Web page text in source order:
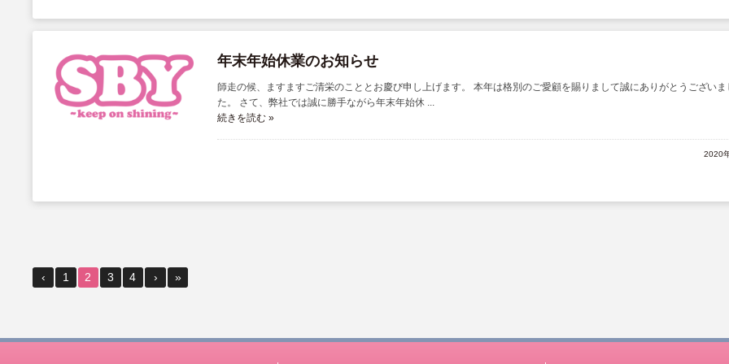
年末年始休業のお知らせ
師走の候、ますますご清栄のこととお慶び申し上げます。 本年は格別のご愛顧を賜りまして誠にありがとうございま
た。 さて、弊社では誠に勝手ながら年末年始休 ...
続きを読む »
2020
‹ 1 2 3 4 › »